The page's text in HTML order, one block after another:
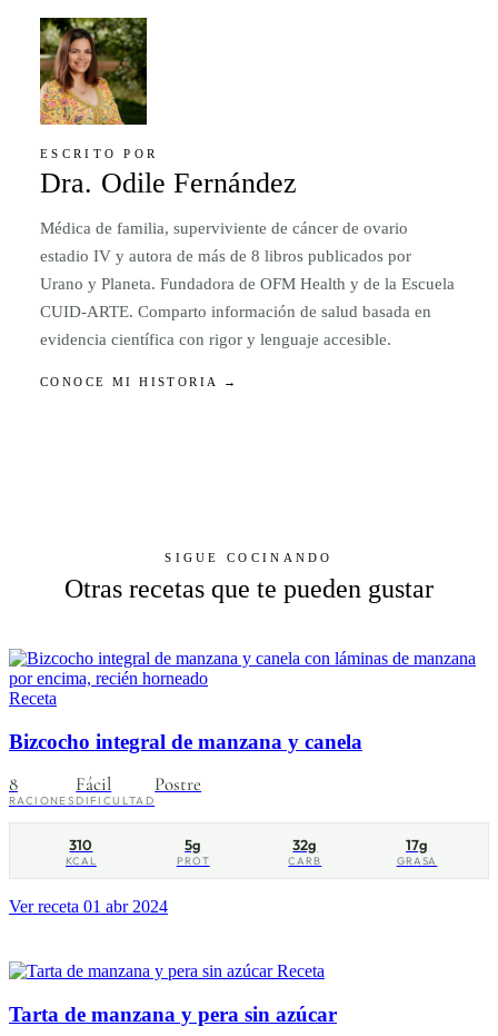
ESCRITO POR
Dra. Odile Fernández
Médica de familia, superviviente de cáncer de ovario
estadio IV y autora de más de 8 libros publicados por
Urano y Planeta. Fundadora de OFM Health y de la Escuela
CUID-ARTE. Comparto información de salud basada en
evidencia científica con rigor y lenguaje accesible.
CONOCE MI HISTORIA →
SIGUE COCINANDO
Otras recetas que te pueden gustar
Receta
Bizcocho integral de manzana y canela
8
RACIONES
Fácil
DIFICULTAD
Postre
310
KCAL
5g
PROT
32g
CARB
17g
GRASA
Ver receta 01 abr 2024
Receta
Tarta de manzana y pera sin azúcar